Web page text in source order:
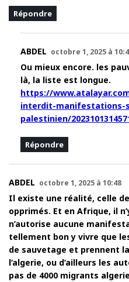
Répondre
ABDEL octobre 1, 2025 à
Ou mieux encore. les
là, la liste est longue.
https://
interdit-manifestations-
palestinien/
Répondre
ABDEL octobre 1, 2025 à 10:48
Il existe une réalité, celle
opprimés. Et en Afrique, il
n’autorise aucune
tellement bon y vivre que
de sauvetage et prennent
l’algerie, ou d’ailleurs les
pas de 4000 migrants